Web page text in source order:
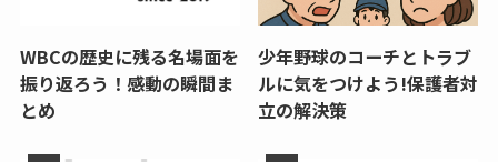
WBCの歴史に残る名場面を
振り返ろう！感動の瞬間ま
とめ
少年野球のコーチとトラブ
ルに気をつけよう!保護者対
立の解決策